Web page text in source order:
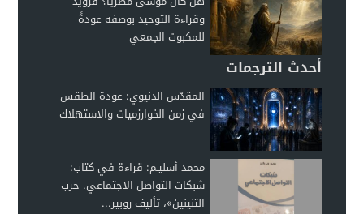
وقراءة التوحيد بوصفه عودةً
للمكبوت الجمعي
أحدث الترجمات
المقدّس الدنيوي: عودة الطقس
في زمن الخوارزميات والاستهلاك
محمد أسليـم: قراءة في كتاب:
شبكات التواصل الاجتماعي. حرب
التنينين»، تأليف روبير...